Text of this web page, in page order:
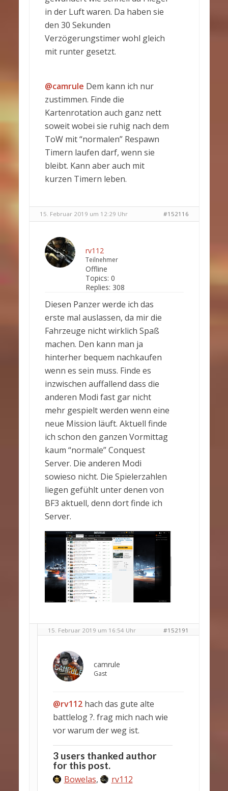
in der Luft waren. Da haben sie
den 30 Sekunden
Verzögerungstimer wohl gleich
mit runter gesetzt.
@camrule Dem kann ich nur
zustimmen. Finde die
Kartenrotation auch ganz nett
soweit wobei sie ruhig nach dem
ToW mit “normalen” Respawn
Timern laufen darf, wenn sie
bleibt. Kann aber auch mit
kurzen Timern leben.
15. Februar 2019 um 12:29 Uhr #152116
rv112
Teilnehmer
Offline
Topics: 0
Replies: 308
Diesen Panzer werde ich das
erste mal auslassen, da mir die
Fahrzeuge nicht wirklich Spaß
machen. Den kann man ja
hinterher bequem nachkaufen
wenn es sein muss. Finde es
inzwischen auffallend dass die
anderen Modi fast gar nicht
mehr gespielt werden wenn eine
neue Mission läuft. Aktuell finde
ich schon den ganzen Vormittag
kaum “normale” Conquest
Server. Die anderen Modi
sowieso nicht. Die Spielerzahlen
liegen gefühlt unter denen von
BF3 aktuell, denn dort finde ich
Server.
15. Februar 2019 um 16:54 Uhr #152191
camrule
Gast
@rv112hach das gute alte
battlelog ?. frag mich nach wie
vor warum der weg ist.
3 users thanked author
for this post.
Bowelas, rv112